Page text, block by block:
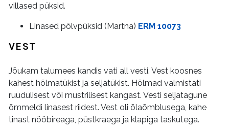
villased püksid.
Linased põlvpüksid (Martna) ERM 10073
VEST
Jõukam talumees kandis vati all vesti. Vest koosnes
kahest hõlmatükist ja seljatükist. Hõlmad valmistati
ruudulisest või mustrilisest kangast. Vesti seljatagune
õmmeldi linasest riidest. Vest oli õlaõmblusega, kahe
tinast nööbireaga, püstkraega ja klapiga taskutega.